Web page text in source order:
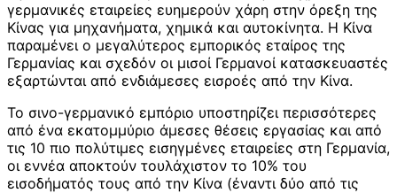
γερμανικές εταιρείες ευημερούν χάρη στην όρεξη της
Κίνας για μηχανήματα, χημικά και αυτοκίνητα. Η Κίνα
παραμένει ο μεγαλύτερος εμπορικός εταίρος της
Γερμανίας και σχεδόν οι μισοί Γερμανοί κατασκευαστές
εξαρτώνται από ενδιάμεσες εισροές από την Κίνα.
Το σινο-γερμανικό εμπόριο υποστηρίζει περισσότερες
από ένα εκατομμύριο άμεσες θέσεις εργασίας και από
τις 10 πιο πολύτιμες εισηγμένες εταιρείες στη Γερμανία,
οι εννέα αποκτούν τουλάχιστον το 10% του
εισοδήματός τους από την Κίνα (έναντι δύο από τις